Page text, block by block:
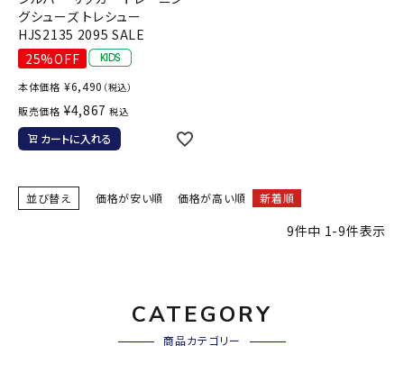
グシューズ トレシュー
HJS2135 2095 SALE
25%OFF
本体価格 ¥6,490 （税込）
販売価格 ¥4,867 税込
カートに入れる
並び替え 価格が安い順 価格が高い順 新着順
9件中 1-9件表示
CATEGORY
商品カテゴリー